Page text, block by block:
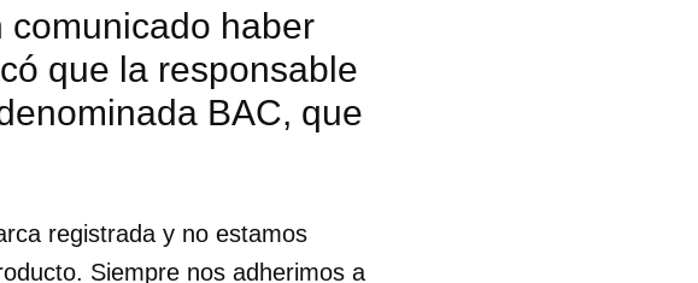
comunicado haber
que la responsable
BAC, que
registrada y no estamos
Siempre nos adherimos a